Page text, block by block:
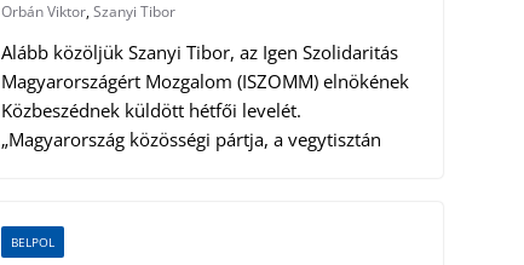
Orbán Viktor,Szanyi Tibor
Alább közöljük Szanyi Tibor, az Igen Szolidaritás
Magyarországért Mozgalom (ISZOMM) elnökének
Közbeszédnek küldött hétfői levelét.
„Magyarország közösségi pártja, a vegytisztán
BELPOL